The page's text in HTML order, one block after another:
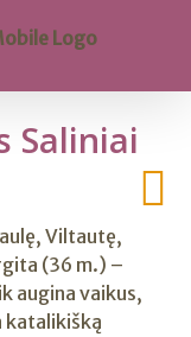
Saliniai
Viltautę,
(36 m.) –
augina vaikus,
katalikišką